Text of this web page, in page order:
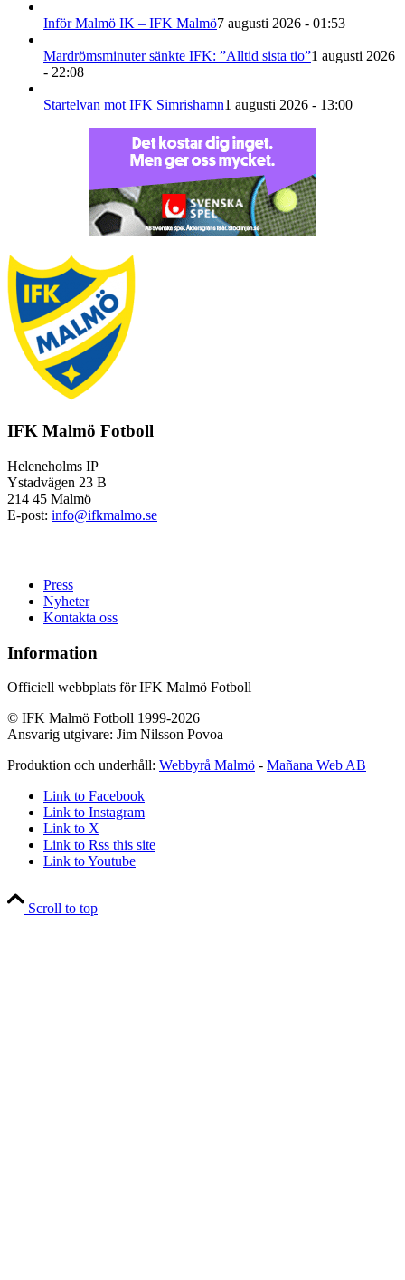
Inför Malmö IK – IFK Malmö7 augusti 2026 - 01:53
Mardrömsminuter sänkte IFK: ”Alltid sista tio”1 augusti 2026
- 22:08
Startelvan mot IFK Simrishamn1 augusti 2026 - 13:00
IFK Malmö Fotboll
Heleneholms IP
Ystadvägen 23 B
214 45 Malmö
E-post: info@ifkmalmo.se
Press
Nyheter
Kontakta oss
Information
Officiell webbplats för IFK Malmö Fotboll
© IFK Malmö Fotboll 1999-2026
Ansvarig utgivare: Jim Nilsson Povoa
Produktion och underhåll: Webbyrå Malmö - Mañana Web AB
Link to Facebook
Link to Instagram
Link to X
Link to Rss this site
Link to Youtube
Scroll to top